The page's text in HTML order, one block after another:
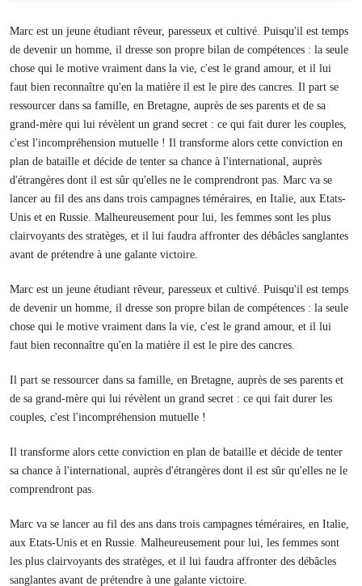
Marc est un jeune étudiant rêveur, paresseux et cultivé. Puisqu'il est temps
de devenir un homme, il dresse son propre bilan de compétences : la seule
chose qui le motive vraiment dans la vie, c'est le grand amour, et il lui
faut bien reconnaître qu'en la matière il est le pire des cancres. Il part se
ressourcer dans sa famille, en Bretagne, auprès de ses parents et de sa
grand-mère qui lui révèlent un grand secret : ce qui fait durer les couples,
c'est l'incompréhension mutuelle ! Il transforme alors cette conviction en
plan de bataille et décide de tenter sa chance à l'international, auprès
d'étrangères dont il est sûr qu'elles ne le comprendront pas. Marc va se
lancer au fil des ans dans trois campagnes téméraires, en Italie, aux Etats-
Unis et en Russie. Malheureusement pour lui, les femmes sont les plus
clairvoyants des stratèges, et il lui faudra affronter des débâcles sanglantes
avant de prétendre à une galante victoire.
Marc est un jeune étudiant rêveur, paresseux et cultivé. Puisqu'il est temps
de devenir un homme, il dresse son propre bilan de compétences : la seule
chose qui le motive vraiment dans la vie, c'est le grand amour, et il lui
faut bien reconnaître qu'en la matière il est le pire des cancres.
Il part se ressourcer dans sa famille, en Bretagne, auprès de ses parents et
de sa grand-mère qui lui révèlent un grand secret : ce qui fait durer les
couples, c'est l'incompréhension mutuelle !
Il transforme alors cette conviction en plan de bataille et décide de tenter
sa chance à l'international, auprès d'étrangères dont il est sûr qu'elles ne le
comprendront pas.
Marc va se lancer au fil des ans dans trois campagnes téméraires, en Italie,
aux Etats-Unis et en Russie. Malheureusement pour lui, les femmes sont
les plus clairvoyants des stratèges, et il lui faudra affronter des débâcles
sanglantes avant de prétendre à une galante victoire.